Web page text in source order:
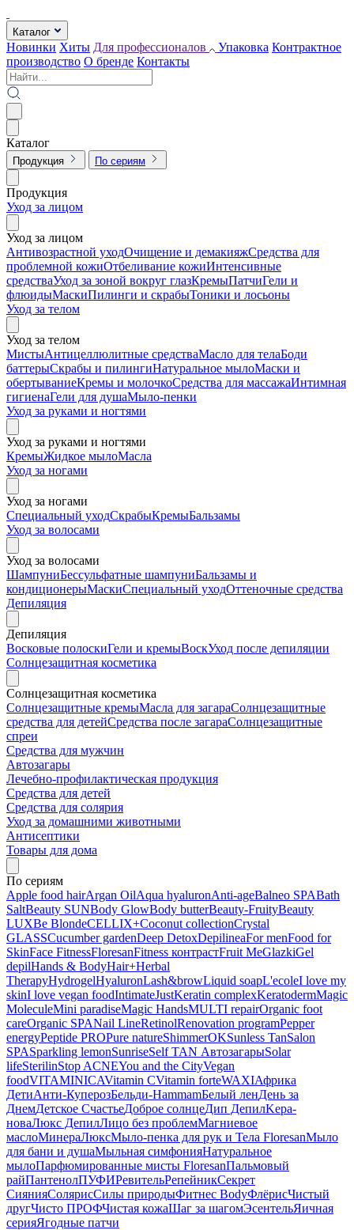
Каталог
Новинки Хиты Для профессионалов Упаковка Контрактное
производство О бренде Контакты
Каталог
Продукция По сериям
Продукция
Уход за лицом
Уход за лицом
Антивозрастной уходОчищение и демакияжСредства для
проблемной кожиОтбеливание кожиИнтенсивные
средстваУход за зоной вокруг глазКремыПатчиГели и
флюидыМаскиПилинги и скрабыТоники и лосьоны
Уход за телом
Уход за телом
МистыАнтицеллюлитные средстваМасло для телаБоди
баттерыСкрабы и пилингиНатуральное мылоМаски и
обертываниеКремы и молочкоСредства для массажаИнтимная
гигиенаГели для душаМыло-пенки
Уход за руками и ногтями
Уход за руками и ногтями
КремыЖидкое мылоМасла
Уход за ногами
Уход за ногами
Специальный уходСкрабыКремыБальзамы
Уход за волосами
Уход за волосами
ШампуниБессульфатные шампуниБальзамы и
кондиционерыМаскиСпециальный уходОттеночные средства
Депиляция
Депиляция
Восковые полоскиГели и кремыВоскУход после депиляции
Солнцезащитная косметика
Солнцезащитная косметика
Солнцезащитные кремыМасла для загараСолнцезащитные
средства для детейСредства после загараСолнцезащитные
спреи
Средства для мужчин
Автозагары
Лечебно-профилактическая продукция
Средства для детей
Средства для солярия
Уход за домашними животными
Антисептики
Товары для дома
По сериям
Apple food hairArgan OilAqua hyaluronAnti-ageBalneo SPABath
SaltBeauty SUNBody GlowBody butterBeauty-FruityBeauty
LUXBe BlondeCELLIX+Coconut collectionCrystal
GLASSCucumber gardenDeep DetoxDepilineaFor menFood for
SkinFace FitnessFloresanFitness контрастFruit MeGlazkiGel
depilHands & BodyHair+Herbal
TherapyHydrogelHyaluronLash&browLiquid soapL'ecoleI love my
skinI love vegan foodIntimateJustKeratin complexKeratodermMagic
MoleculeMini paradiseMagic HandsMULTI repairOrganic foot
careOrganic SPANail LineRetinolRenovation programPepper
energyPeptide PROPure natureShimmerOKSunless TanSalon
SPASparkling lemonSunriseSelf TAN АвтозагарыSolar
lifeSterilinStop ACNEYou and the CityVegan
foodVITAMINICAVitamin CVitamin forteWAXIАфрика
ДетиАнти-КуперозБельди-HammamБелый ленДень за
ДнемДетское СчастьеДоброе солнцеДип ДепилKepa-
новаЛюкс ДепилЛицо без проблемМагниевое
маслоМинераЛюксМыло-пенка для рук и Тела FloresanМыло
для бани и душаМыльная симфонияНатуральное
мылоПарфюмированные мисты FloresanПальмовый
райПантенолПУФИРевительРепейникСекрет
СиянияСолярисСилы природыФитнес BodyФлёрисЧистый
другЧисто ПРОФЧистая кожаШаг за шагомЭсентельЯичная
серияЯгодные патчи